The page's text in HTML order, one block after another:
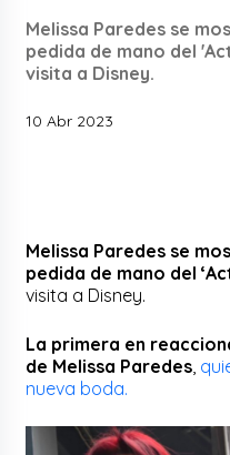
Melissa Paredes se
pedida de mano del
visita a Disney.
10 Abr 2023
Melissa Paredes se
pedida de mano del
visita a Disney.
La primera en
de Melissa Paredes
nueva boda.